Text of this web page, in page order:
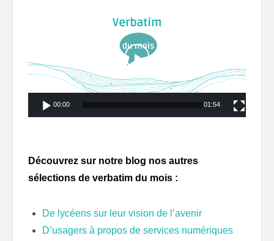
00:00 01:54
Découvrez sur notre blog nos autres
sélections de verbatim du mois :
De lycéens sur leur vision de l’avenir
D’usagers à propos de services numériques